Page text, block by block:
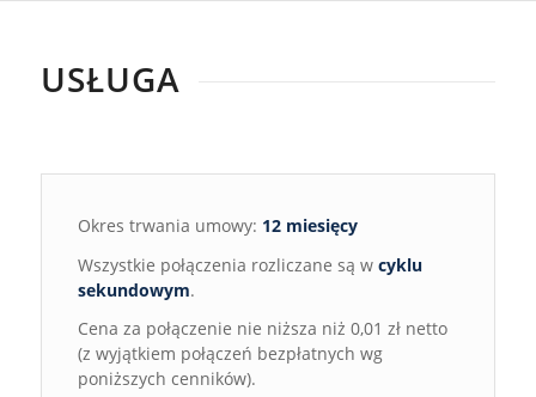
USŁUGA
Okres trwania umowy: 12 miesięcy
Wszystkie połączenia rozliczane są w cyklu
sekundowym.
Cena za połączenie nie niższa niż 0,01 zł netto
(z wyjątkiem połączeń bezpłatnych wg
poniższych cenników).